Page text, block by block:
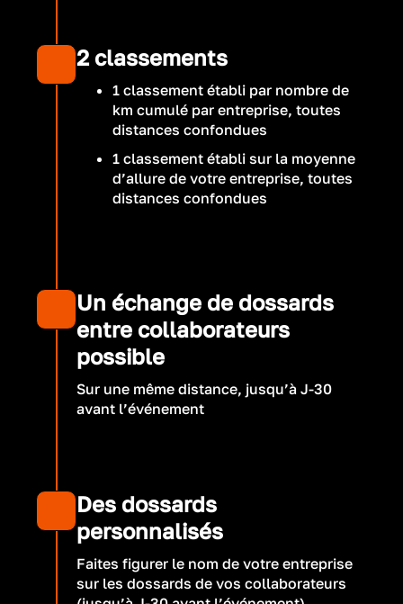
2 classements
1 classement établi par nombre de
km cumulé par entreprise, toutes
distances confondues
1 classement établi sur la moyenne
d’allure de votre entreprise, toutes
distances confondues
Un échange de dossards
entre collaborateurs
possible
Sur une même distance, jusqu’à J-30
avant l’événement
Des dossards
personnalisés
Faites figurer le nom de votre entreprise
sur les dossards de vos collaborateurs